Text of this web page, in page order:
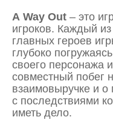
A Way Out – это
игроков. Каждый
главных героев
глубоко
своего персонажа
совместный побег
взаимовыручке и
с последствиями
иметь дело.